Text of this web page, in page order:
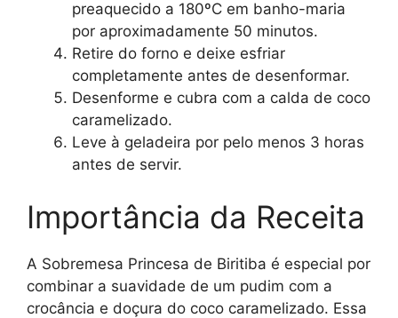
preaquecido a 180ºC em banho-maria
por aproximadamente 50 minutos.
Retire do forno e deixe esfriar
completamente antes de desenformar.
Desenforme e cubra com a calda de coco
caramelizado.
Leve à geladeira por pelo menos 3 horas
antes de servir.
Importância da Receita
A Sobremesa Princesa de Biritiba é especial por
combinar a suavidade de um pudim com a
crocância e doçura do coco caramelizado. Essa